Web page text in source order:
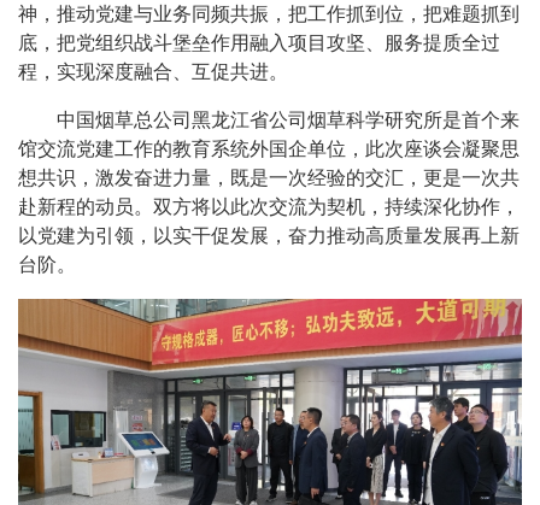
神，推动党建与业务同频共振，把工作抓到位，把难题抓到
底，把党组织战斗堡垒作用融入项目攻坚、服务提质全过
程，实现深度融合、互促共进。
中国烟草总公司黑龙江省公司烟草科学研究所是首个来
馆交流党建工作的教育系统外国企单位，此次座谈会凝聚思
想共识，激发奋进力量，既是一次经验的交汇，更是一次共
赴新程的动员。双方将以此次交流为契机，持续深化协作，
以党建为引领，以实干促发展，奋力推动高质量发展再上新
台阶。